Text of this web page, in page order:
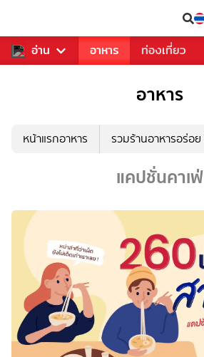
อ่าน
รวงการเพลง อาหาร ท่องเที่ยว
อาหาร
หน้าแรกอาหาร รวมร้านอาหารอร่อย
แคปชั่นคาเฟ่